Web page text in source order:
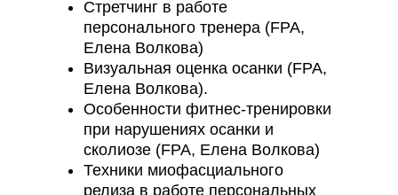
Стретчинг в работе
персонального тренера (FPA,
Елена Волкова)
Визуальная оценка осанки (FPA,
Елена Волкова).
Особенности фитнес-тренировки
при нарушениях осанки и
сколиозе (FPA, Елена Волкова)
Техники миофасциального
релиза в работе персональных